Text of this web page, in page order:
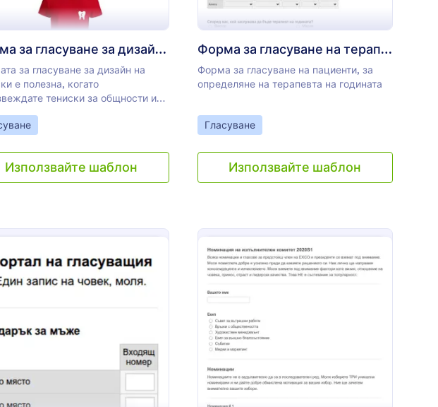
Форма за гласуване за дизайн на тениска
за гласуване за дизайн на
е полезна, когато
тениски за общности или
Идеалню е, когато
дизайна. Формата съдържа
цвят и размер.
Category:
Използвайте шаблон
Форма за гласуване на терапевт на годината
Форма за гласуване на пациенти, за
определяне на терапевта на годината
Go to Category:
Гласуване
Използвайте шаблон
съученици
Преглед : Входящо гласуване за NGBC 2018